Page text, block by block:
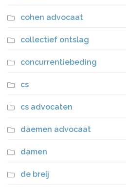
cohen advocaat
collectief ontslag
concurrentiebeding
cs
cs advocaten
daemen advocaat
damen
de breij